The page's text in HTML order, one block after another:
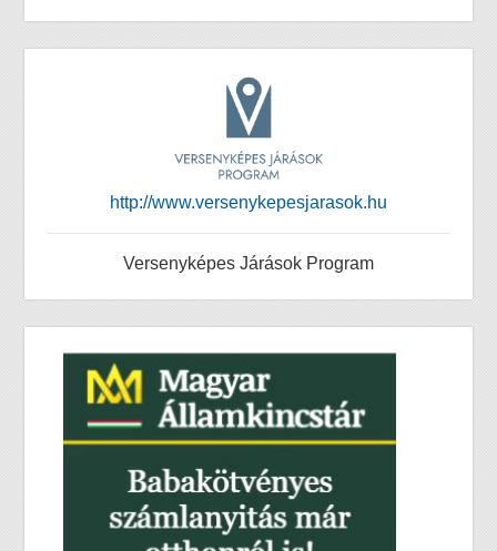
http://www.versenykepesjarasok.hu
Versenyképes Járások Program